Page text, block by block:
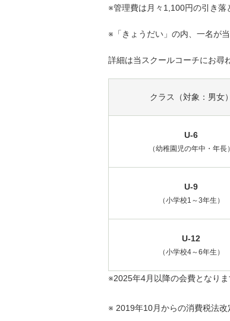
※管理費は月々1,100円の引き落
※「きょうだい」の内、一名が
詳細は当スクールコーチにお尋
クラス（対象：男女）
U-6
（幼稚園児の年中・年長）
U-9
（小学校1～3年生）
U-12
（小学校4～6年生）
※2025年4月以降の会費となりま
※ 2019年10月からの消費税法